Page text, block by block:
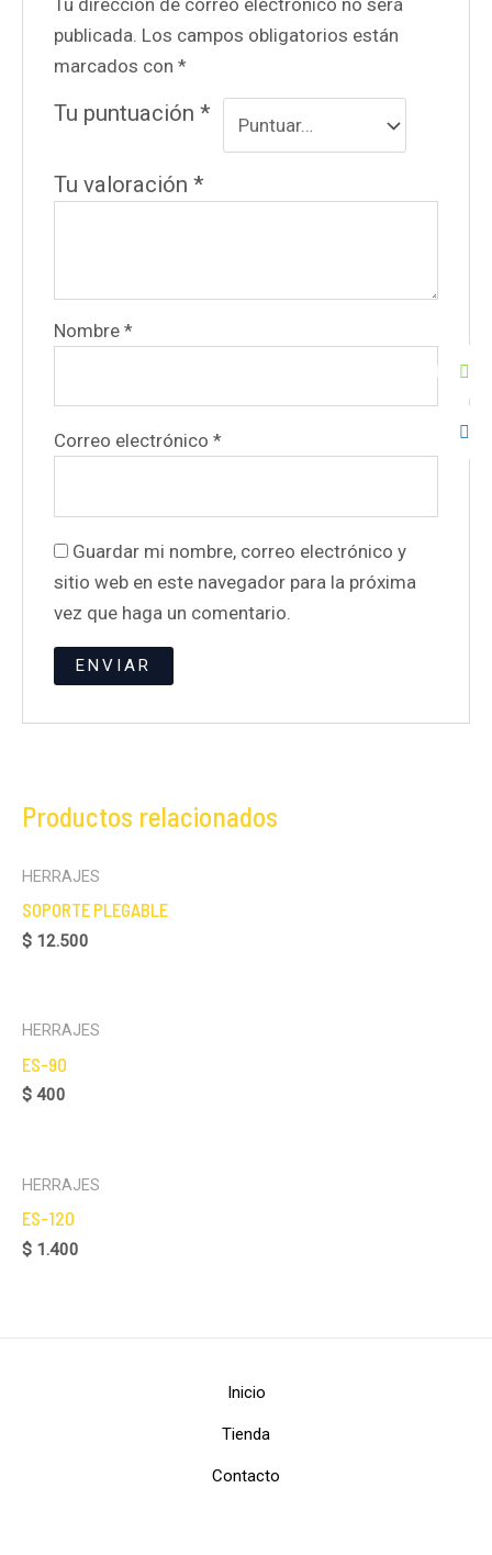
Tu dirección de correo electrónico no será
publicada. Los campos obligatorios están
marcados con*
Tu puntuación*
Tu valoración*
Nombre*
Correo electrónico*
Guardar mi nombre, correo electrónico y
sitio web en este navegador para la próxima
vez que haga un comentario.
Productos relacionados
HERRAJES
SOPORTE PLEGABLE
$ 12.500
HERRAJES
ES-90
$ 400
HERRAJES
ES-120
$ 1.400
Inicio
Tienda
Contacto